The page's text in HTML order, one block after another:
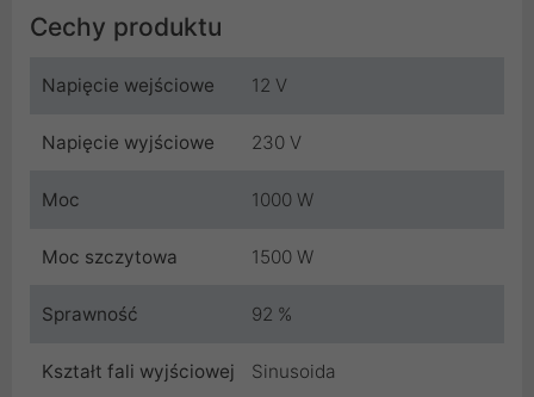
Cechy produktu
Napięcie wejściowe 12 V
Napięcie wyjściowe 230 V
Moc 1000 W
Moc szczytowa 1500 W
Sprawność 92 %
Kształt fali wyjściowej Sinusoida